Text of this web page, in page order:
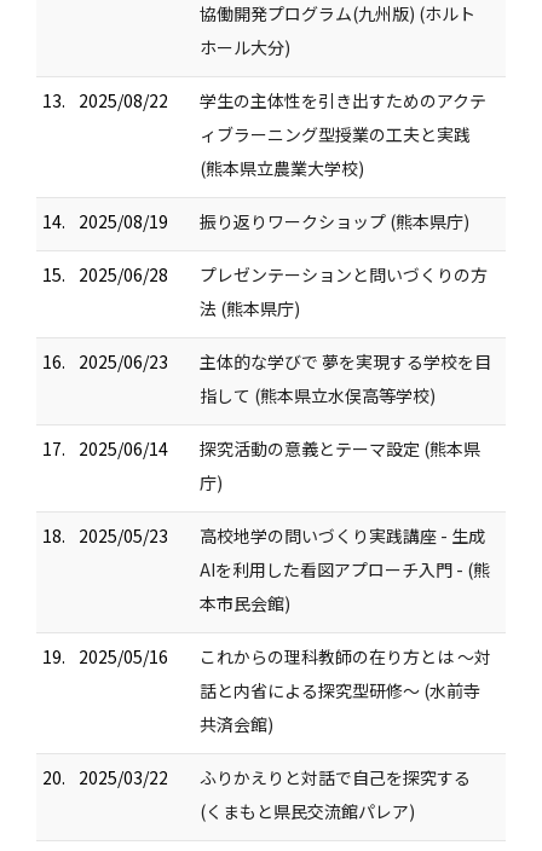
協働開発プログラム(九州版) (ホルト
ホール大分)
13. 2025/08/22
学生の主体性を引き出すためのアクテ
ィブラーニング型授業の工夫と実践
(熊本県立農業大学校)
14. 2025/08/19 振り返りワークショップ (熊本県庁)
15. 2025/06/28
プレゼンテーションと問いづくりの方
法 (熊本県庁)
16. 2025/06/23
主体的な学びで 夢を実現する学校を目
指して (熊本県立水俣高等学校)
17. 2025/06/14
探究活動の意義とテーマ設定 (熊本県
庁)
18. 2025/05/23
高校地学の問いづくり実践講座 - 生成
AIを利用した看図アプローチ入門 - (熊
本市民会館)
19. 2025/05/16
これからの理科教師の在り方とは ～対
話と内省による探究型研修～ (水前寺
共済会館)
20. 2025/03/22
ふりかえりと対話で自己を探究する​
(くまもと県民交流館パレア)